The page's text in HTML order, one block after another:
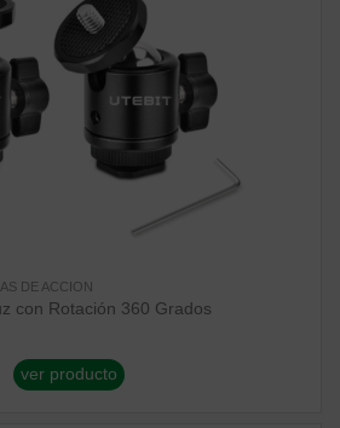
DE ACCION
con Rotación 360 Grados
ver producto